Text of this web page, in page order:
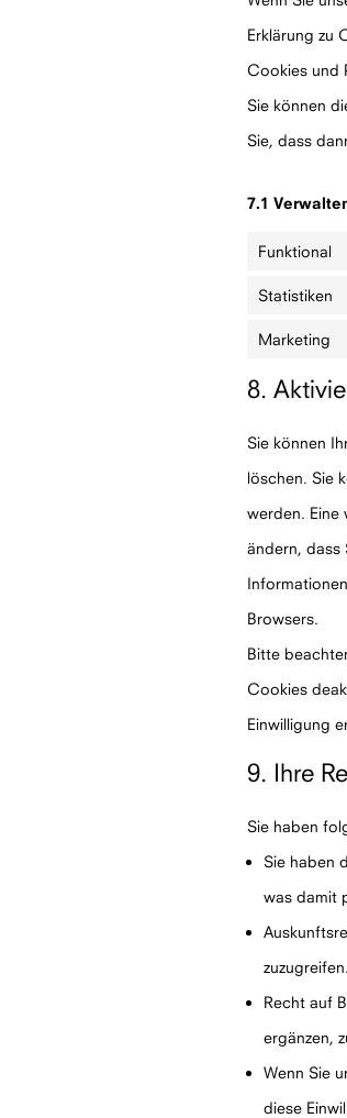
Erklärung zu
Cookies und
Sie können
Sie, dass
7.1
Funktional
Statistiken
Marketing
8.
Sie können
löschen. Sie
werden. Eine
ändern, dass
Browsers.
Bitte
Cookies
Einwilligung
9. Ihre
Sie haben
Sie haben
was damit
zuzugreifen.
Recht auf
ergänzen,
Wenn Sie
diese